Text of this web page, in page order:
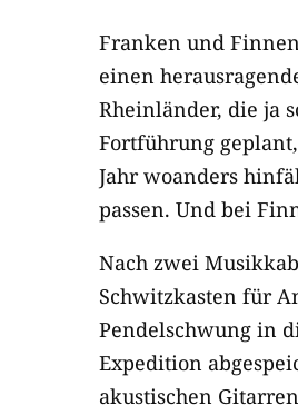
Franken und
einen
Rheinländer, die ja
Fortführung
Jahr woanders
passen. Und bei
Nach zwei
Schwitzkasten für
Pendelschwung in
Expedition
akustischen